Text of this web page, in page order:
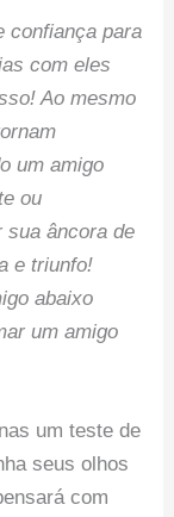
confiança para
com eles
Ao mesmo
um amigo
ou
sua âncora de
e triunfo!
abaixo
um amigo
um teste de
seus olhos
com